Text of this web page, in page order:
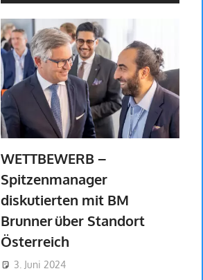
WETTBEWERB –
Spitzenmanager
diskutierten mit BM
Brunner über Standort
Österreich
3. Juni 2024